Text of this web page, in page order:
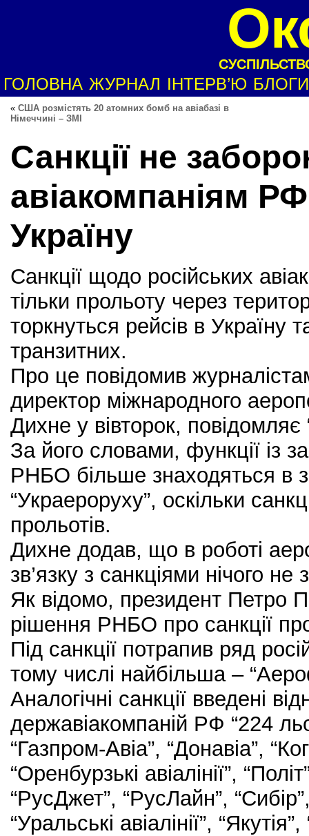
ГОЛОВНА ЖУРНАЛ ІНТЕРВ’Ю БЛОГИ
« США розмістять 20 атомних бомб на авіабазі в
Німеччині – ЗМІ
Санкції не
авіакомпаніям
Україну
Санкції щодо російських
тільки прольоту через
торкнуться рейсів в Україну
транзитних.
Про це повідомив
директор міжнародного
Дихне у вівторок, повідомляє
За його словами, функції із
РНБО більше знаходяться в
“Украероруху”, оскільки
прольотів.
Дихне додав, що в роботі
зв’язку з санкціями нічого не
Як відомо, президент Петро
рішення РНБО про санкції
Під санкції потрапив ряд
тому числі найбільша –
Аналогічні санкції введені
державіакомпаній РФ “224
“Газпром-Авіа”, “Донавіа”,
“Оренбурзькі авіалінії”,
“РусДжет”, “РусЛайн”,
“Уральські авіалінії”,